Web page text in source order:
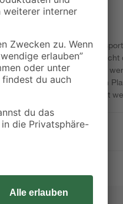
lassen sich mit der
Das Kugellager
in alle Richtungen gedreht
geeignet. An der stabilen
im Handumdrehen fixiert